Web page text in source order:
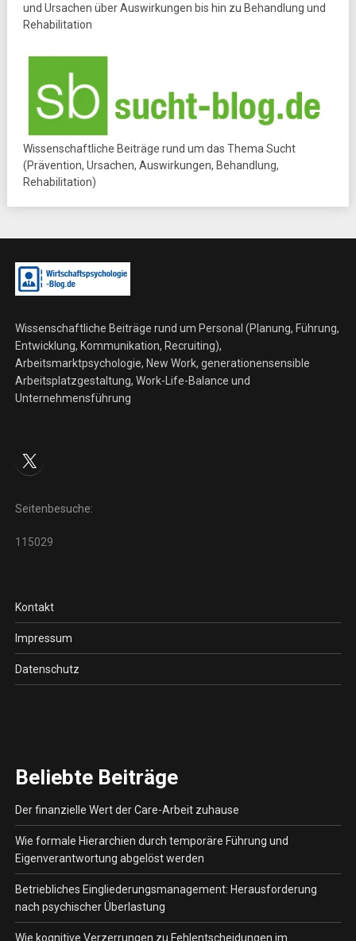
und Ursachen über Auswirkungen bis hin zu Behandlung und
Rehabilitation
Wissenschaftliche Beiträge rund um das Thema Sucht
(Prävention, Ursachen, Auswirkungen, Behandlung,
Rehabilitation)
Wissenschaftliche Beiträge rund um Personal (Planung, Führung,
Entwicklung, Kommunikation, Recruiting),
Arbeitsmarktpsychologie, New Work, generationensensible
Arbeitsplatzgestaltung, Work-Life-Balance und
Unternehmensführung
X
Seitenbesuche:
115029
Kontakt
Impressum
Datenschutz
Beliebte Beiträge
Der finanzielle Wert der Care-Arbeit zuhause
Wie formale Hierarchien durch temporäre Führung und
Eigenverantwortung abgelöst werden
Betriebliches Eingliederungsmanagement: Herausforderung
nach psychischer Überlastung
Wie kognitive Verzerrungen zu Fehlentscheidungen im